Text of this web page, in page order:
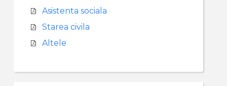
Asistenta sociala
Starea civila
Altele